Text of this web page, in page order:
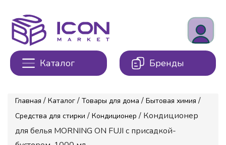
Каталог Бренды
Главная / Каталог / Товары для дома / Бытовая химия /
Средства для стирки / Кондиционер / Кондиционер
для белья MORNING ON FUJI с присадкой-